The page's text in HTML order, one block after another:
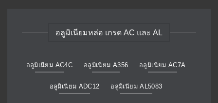
อลูมิเนียมหล่อ เกรด AC และ AL
อลูมิเนียม AC4C อลูมิเนียม A356 อลูมิเนียม AC7A
อลูมิเนียม ADC12 อลูมิเนียม AL5083